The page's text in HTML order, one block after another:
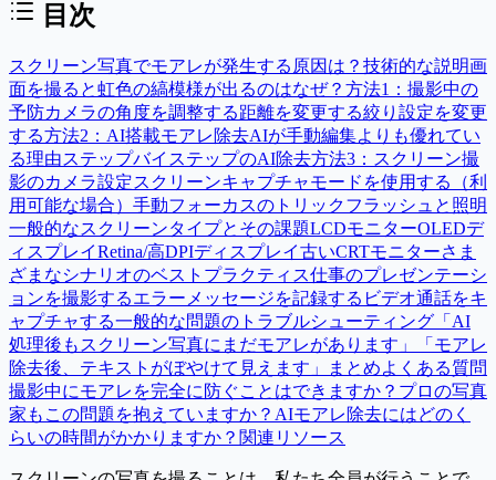
目次
スクリーン写真でモアレが発生する原因は？ 技術的な説明画
面を撮ると虹色の縞模様が出るのはなぜ？ 方法1：撮影中の
予防カメラの角度を調整する距離を変更する絞り設定を変更
する方法2：AI搭載モアレ除去AIが手動編集よりも優れてい
る理由ステップバイステップのAI除去方法3：スクリーン撮
影のカメラ設定スクリーンキャプチャモードを使用する（利
用可能な場合） 手動フォーカスのトリックフラッシュと照明
一般的なスクリーンタイプとその課題LCDモニターOLEDデ
ィスプレイRetina/高DPIディスプレイ古いCRTモニターさま
ざまなシナリオのベストプラクティス仕事のプレゼンテーシ
ョンを撮影するエラーメッセージを記録する ビデオ通話をキ
ャプチャする一般的な問題のトラブルシューティング 「AI
処理後もスクリーン写真にまだモアレがあります」
「モアレ
除去後、テキストがぼやけて見えます」
まとめよくある質問
撮影中にモアレを完全に防ぐことはできますか？ プロの写真
家もこの問題を抱えていますか？ AIモアレ除去にはどのく
らいの時間がかかりますか？ 関連リソース